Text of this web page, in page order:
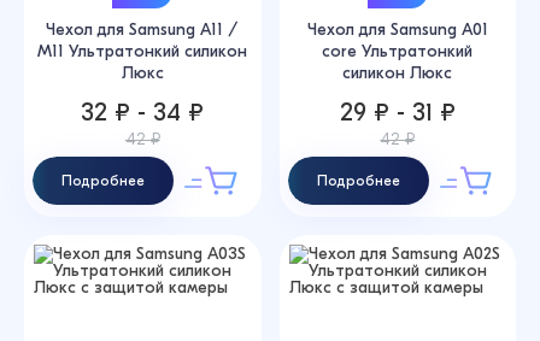
Чехол для Samsung A11 /
M11 Ультратонкий силикон
Люкс
32 ₽ - 34 ₽
42 ₽
Подробнее
Чехол для Samsung A01
core Ультратонкий
силикон Люкс
29 ₽ - 31 ₽
42 ₽
Подробнее